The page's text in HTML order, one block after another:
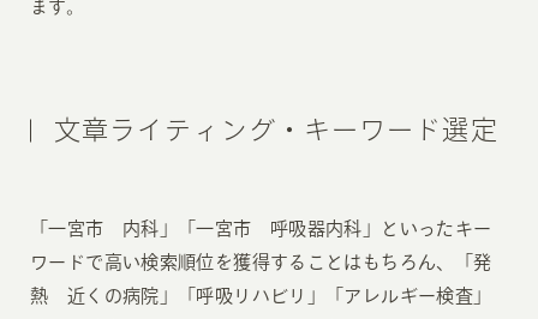
ます。
文章ライティング・キーワード選定
「一宮市 内科」「一宮市 呼吸器内科」といったキー
ワードで高い検索順位を獲得することはもちろん、「発
熱 近くの病院」「呼吸リハビリ」「アレルギー検査」